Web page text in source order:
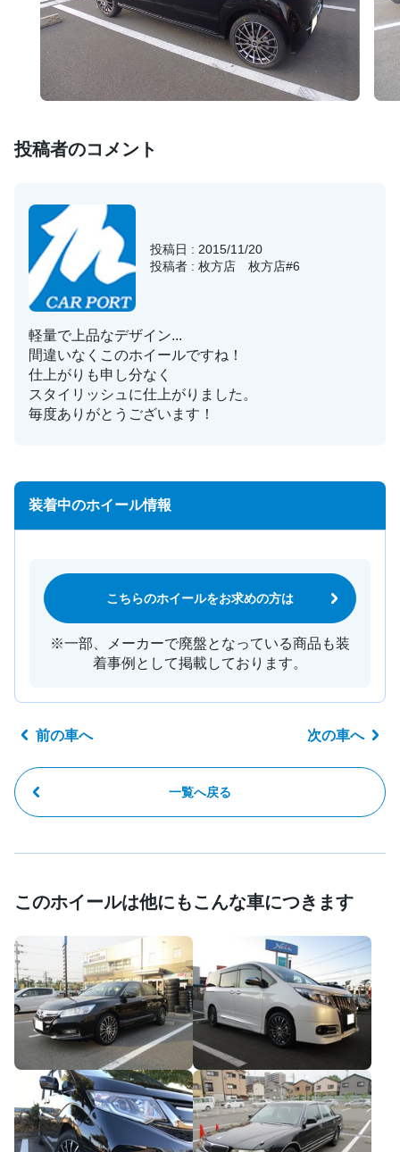
投稿者のコメント
投稿日 : 2015/11/20
投稿者 : 枚方店 枚方店#6
軽量で上品なデザイン...
間違いなくこのホイールですね！
仕上がりも申し分なく
スタイリッシュに仕上がりました。
毎度ありがとうございます！
装着中のホイール情報
こちらのホイールをお求めの方は
※一部、メーカーで廃盤となっている商品も装
着事例として掲載しております。
前の車へ
一覧へ戻る
次の車へ
このホイールは他にもこんな車につきます